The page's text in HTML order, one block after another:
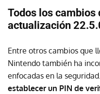
Todos los cambios
actualización
Entre otros cambios que
Nintendo también ha
enfocadas en la
establecer un PIN de